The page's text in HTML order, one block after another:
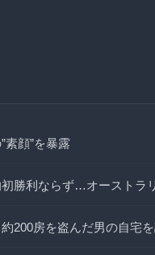
素顔”を暴露
初勝利ならず…オーストラ
200房を盗んだ男の自宅